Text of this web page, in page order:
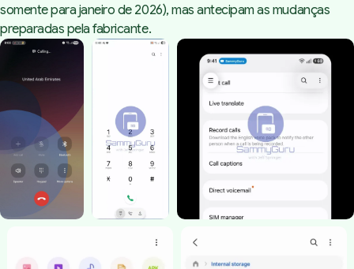
somente para janeiro de 2026), mas antecipam as mudanças
preparadas pela fabricante.